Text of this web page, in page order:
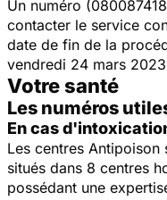
Un numéro
contacter le service
date de fin de la
vendredi 24 mars
Votre santé
Les numéros
En cas
Les centres
situés dans 8 centres
possédant une